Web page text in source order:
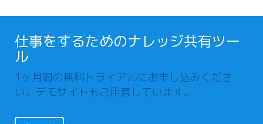
仕事をするためのナレッジ共有ツー
ル
1ヶ月間の無料トライアルにお申し込みくださ
い。デモサイトもご用意しています。